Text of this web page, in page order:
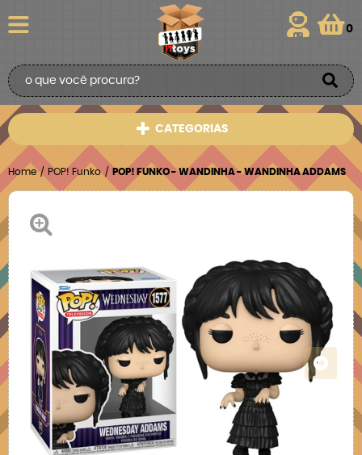
0
CATEGORIAS
Home POP! Funko POP! FUNKO - WANDINHA - WANDINHA ADDAMS